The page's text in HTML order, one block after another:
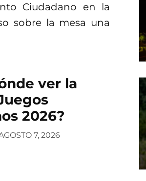
Ciudadano en la
sobre la mesa una
ver la
2026?
7, 2026